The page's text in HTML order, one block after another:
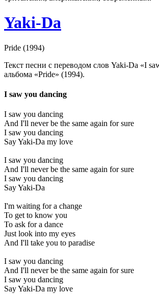
Yaki-Da
Pride (1994)
Текст песни с переводом слов Yaki-Da «I
альбома «Pride» (1994).
I saw you dancing
I saw you dancing
And I'll never be the same again for sure
I saw you dancing
Say Yaki-Da my love
I saw you dancing
And I'll never be the same again for sure
I saw you dancing
Say Yaki-Da
I'm waiting for a change
To get to know you
To ask for a dance
Just look into my eyes
And I'll take you to paradise
I saw you dancing
And I'll never be the same again for sure
I saw you dancing
Say Yaki-Da my love